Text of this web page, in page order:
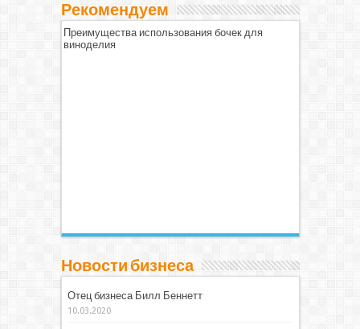
Рекомендуем
Преимущества использования бочек для
виноделия
Новости бизнеса
Отец бизнеса Билл Беннетт
10.03.2020